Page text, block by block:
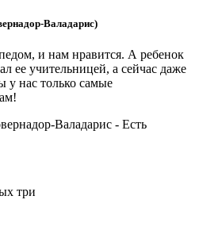
Валадарис)
и нам нравится. А ребенок
ее учительницей, а сейчас даже
у нас только самые
Валадарис - Есть
три